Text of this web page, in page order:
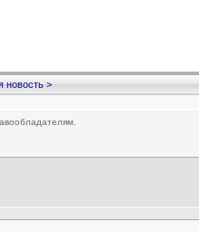
новость >